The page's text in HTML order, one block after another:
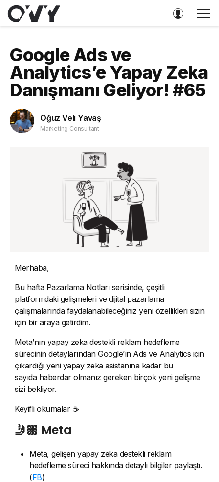
Google Ads ve
Analytics’e Yapay Zeka
Danışmanı Geliyor! #65
Oğuz Veli Yavaş
Marketing Consultant
Merhaba,
Bu hafta Pazarlama Notları serisinde, çeşitli
platformdaki gelişmeleri ve dijital pazarlama
çalışmalarında faydalanabileceğiniz yeni özellikleri sizin
için bir araya getirdim.
Meta’nın yapay zeka destekli reklam hedefleme
sürecinin detaylarından Google’ın Ads ve Analytics için
çıkardığı yeni yapay zeka asistanına kadar bu
sayıda haberdar olmanız gereken birçok yeni gelişme
sizi bekliyor.
Keyifli okumalar ☕️
🤳🏼 Meta
Meta, gelişen yapay zeka destekli reklam
hedefleme süreci hakkında detaylı bilgiler paylaştı.
(FB)